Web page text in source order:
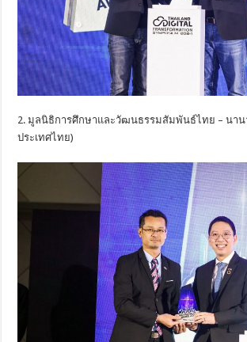
2. มูลนิธิการศึกษาและวัฒนธรรมสัมพันธ์ไทย – นาน
ประเทศไทย)